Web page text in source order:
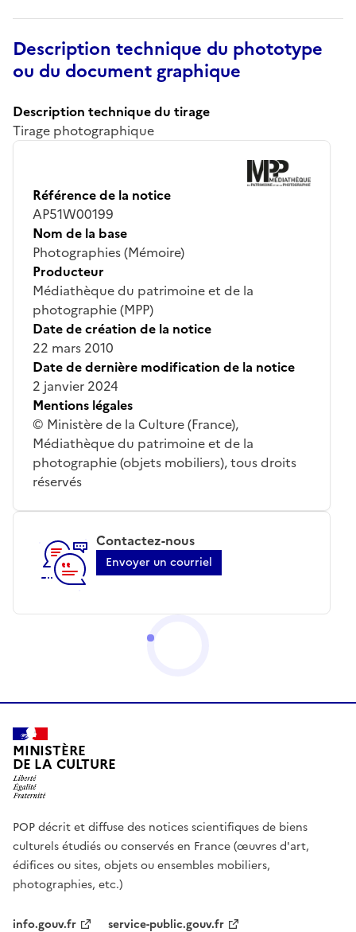
Description technique du phototype
ou du document graphique
Description technique du tirage
Tirage photographique
Référence de la notice
AP51W00199
Nom de la base
Photographies (Mémoire)
Producteur
Médiathèque du patrimoine et de la
photographie (MPP)
Date de création de la notice
22 mars 2010
Date de dernière modification de la notice
2 janvier 2024
Mentions légales
© Ministère de la Culture (France),
Médiathèque du patrimoine et de la
photographie (objets mobiliers), tous droits
réservés
Contactez-nous
Envoyer un courriel
MINISTÈRE
DE LA CULTURE
POP décrit et diffuse des notices scientifiques de biens
culturels étudiés ou conservés en France (œuvres d'art,
édifices ou sites, objets ou ensembles mobiliers,
photographies, etc.)
info.gouv.fr service-public.gouv.fr